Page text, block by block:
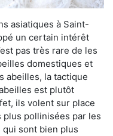
asiatiques à Saint-
un certain intérêt
pas très rare de les
domestiques et
abeilles, la tactique
est plutôt
ils volent sur place
pollinisées par les
sont bien plus